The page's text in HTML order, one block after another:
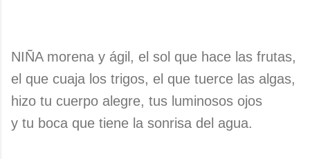
NIÑA morena y ágil, el sol que hace las frutas,
el que cuaja los trigos, el que tuerce las algas,
hizo tu cuerpo alegre, tus luminosos ojos
y tu boca que tiene la sonrisa del agua.